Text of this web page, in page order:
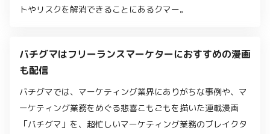
トやリスクを解消できることにあるクマー。
バチグマはフリーランスマーケターにおすすめの漫画
も配信
バチグマでは、マーケティング業界にありがちな事例や、マ
ーケティング業務をめぐる悲喜こもごもを描いた連載漫画
「バチグマ」を、超忙しいマーケティング業務のブレイクタ